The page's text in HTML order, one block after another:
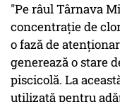
"Pe râul Târnava
concentraţie de
o fază de
generează o stare
piscicolă. La
utilizată pentru